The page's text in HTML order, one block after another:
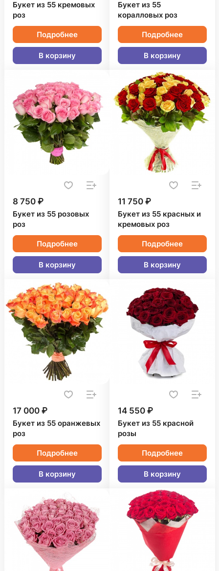
Букет из 55 кремовых
роз
Подробнее
В корзину
Букет из 55
коралловых роз
Подробнее
В корзину
8 750 ₽
Букет из 55 розовых
роз
Подробнее
В корзину
11 750 ₽
Букет из 55 красных и
кремовых роз
Подробнее
В корзину
17 000 ₽
Букет из 55 оранжевых
роз
Подробнее
В корзину
14 550 ₽
Букет из 55 красной
розы
Подробнее
В корзину